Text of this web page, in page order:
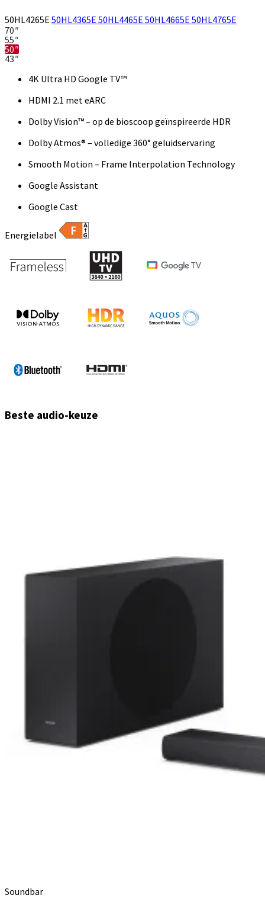
50HL4265E 50HL4365E 50HL4465E 50HL4665E 50HL4765E
70″
55″
50″
43″
4K Ultra HD Google TV™
HDMI 2.1 met eARC
Dolby Vision™ – op de bioscoop geïnspireerde HDR
Dolby Atmos® – volledige 360° geluidservaring
Smooth Motion – Frame Interpolation Technology
Google Assistant
Google Cast
Energielabel
Beste audio-keuze
Soundbar